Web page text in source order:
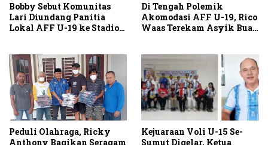
Bobby Sebut Komunitas
Lari Diundang Panitia
Lokal AFF U-19 ke Stadion
Di Tengah Polemik
Akomodasi AFF U-19, Rico
Waas Terekam Asyik Buat
Peduli Olahraga, Ricky
Anthony Bagikan Seragam
Kejuaraan Voli U-15 Se-
Sumut Digelar, Ketua